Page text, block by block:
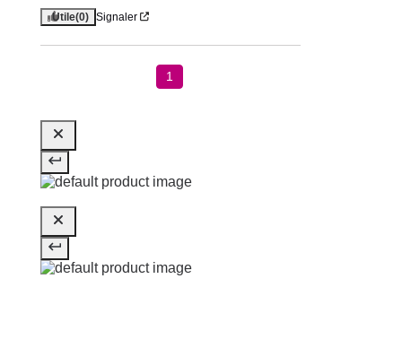
Utile(0) Signaler
1